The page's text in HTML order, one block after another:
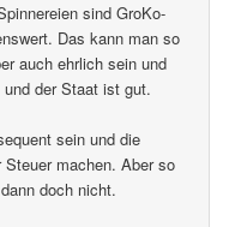
sind GroKo-
Das kann man so
auch ehrlich sein und
der Staat ist gut.
sein und die
machen. Aber so
doch nicht.